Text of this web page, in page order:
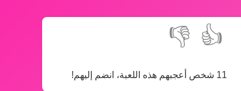
👍
👎
11 شخص أعجبهم هذه اللعبة، انضم إليهم!